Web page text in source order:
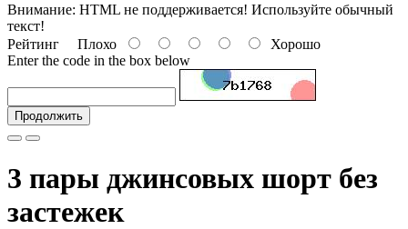
Внимание: HTML не поддерживается! Используйте обычный
текст!
Рейтинг Плохо
Хорошо
Enter the code in the box below
Продолжить
3 пары джинсовых шорт без
застежек